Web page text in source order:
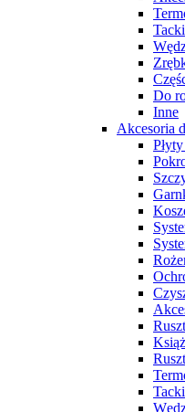
Tacki
Do
Inne
Akcesoria
Tacki